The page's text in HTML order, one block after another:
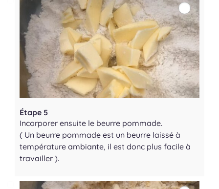
Étape 5
Incorporer ensuite le beurre pommade.
( Un beurre pommade est un beurre laissé à
température ambiante, il est donc plus facile à
travailler ).